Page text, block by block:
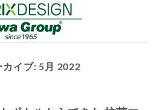
カイブ:5月 2022